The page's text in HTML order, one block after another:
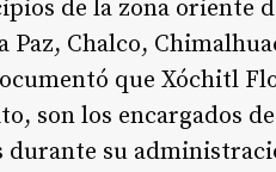
de la zona oriente
Paz, Chalco,
que Xóchitl
son los encargados
durante su